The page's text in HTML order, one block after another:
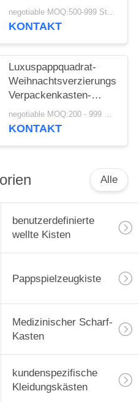
Farbauftritt
negotiable MOQ:500-999 Stücke
KONTAKT
Luxuspappquadrat-
Weihnachtsverzierungs-
Verpackenkasten-
kundenspezifisches
Logo-Drucken
negotiable MOQ:200 - 999 Stücke
KONTAKT
Alle
benutzerdefinierte
wellte Kisten
Pappspielzeugkiste
Medizinischer Scharf-
Kasten
kundenspezifische
Kleidungskästen